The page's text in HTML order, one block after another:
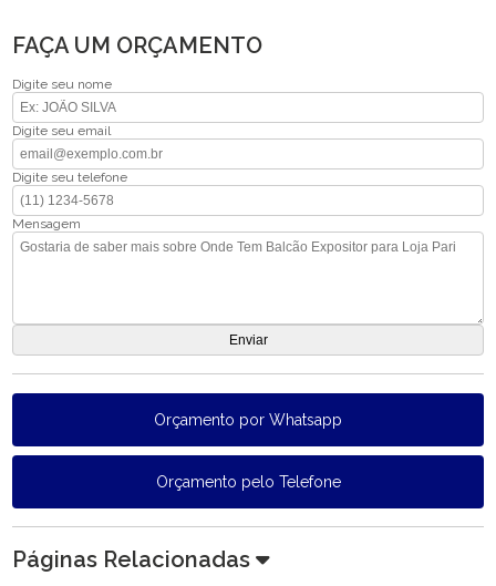
FAÇA UM ORÇAMENTO
Digite seu nome
Digite seu email
Digite seu telefone
Mensagem
Orçamento por Whatsapp
Orçamento pelo Telefone
Páginas Relacionadas